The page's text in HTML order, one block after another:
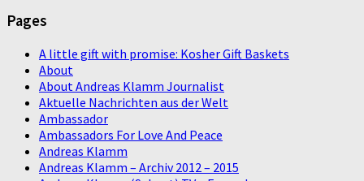
Pages
A little gift with promise: Kosher Gift Baskets
About
About Andreas Klamm Journalist
Aktuelle Nachrichten aus der Welt
Ambassador
Ambassadors For Love And Peace
Andreas Klamm
Andreas Klamm – Archiv 2012 – 2015